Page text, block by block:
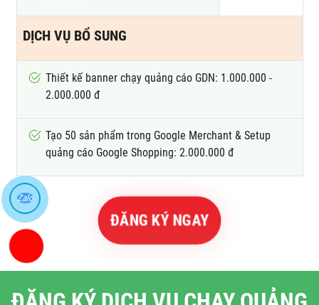
DỊCH VỤ BỔ SUNG
Thiết kế banner chạy quảng cáo GDN: 1.000.000 -
2.000.000 đ
Tạo 50 sản phẩm trong Google Merchant & Setup
quảng cáo Google Shopping: 2.000.000 đ
ĐĂNG KÝ NGAY
Zalo